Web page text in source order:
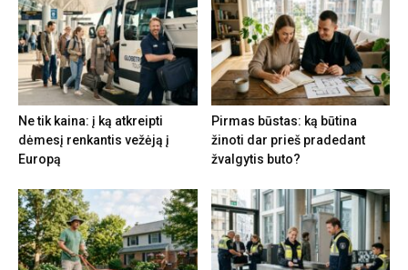
Ne tik kaina: į ką atkreipti
dėmesį renkantis vežėją į
Europą
Pirmas būstas: ką būtina
žinoti dar prieš pradedant
žvalgytis buto?